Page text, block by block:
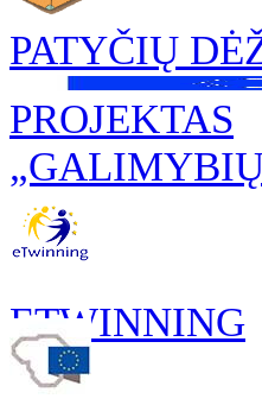
PATYČIŲ
PROJEKTAS
ETWINNING